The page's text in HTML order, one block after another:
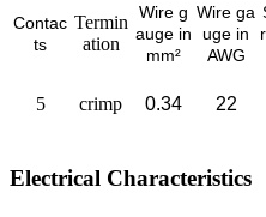
Contac
ts
Termin
ation
Wire g
auge in
mm²
Wire ga
uge in
AWG
5 crimp 0.34 22
Electrical Characteristics